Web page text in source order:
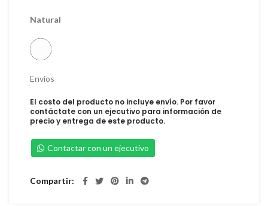
Natural
Envíos
El costo del producto no incluye envío. Por favor
contáctate con un ejecutivo para información de
precio y entrega de este producto.
Contactar con un ejecutivo
Compartir